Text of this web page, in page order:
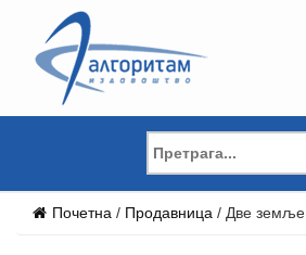
Почетна / Продавница / Две земље